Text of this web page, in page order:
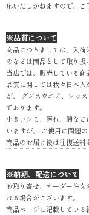
応いたしかねますので、ご
※品質について
商品につきましては、入荷
のなどは商品として取り扱
当店では、販売している商
品質に関しては我々日本
が、 ダンスウエア、レッ
ております。
小さいシミ、汚れ、端な
いますが、 ご使用に問題
商品のお届け後は往復送料
※納期、配送について
お取り寄せ、オーダー注
れる場合がございます。
商品ページに記載している